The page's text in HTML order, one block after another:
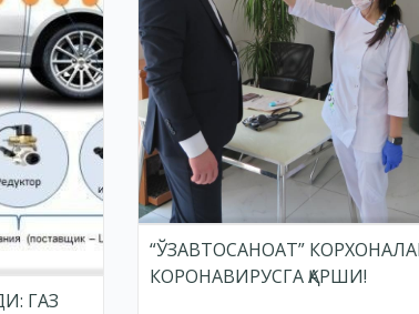
“ЎЗАВТОСАНОАТ”
КОРОНАВИРУСГА ҚАРШИ!
ГАЗ